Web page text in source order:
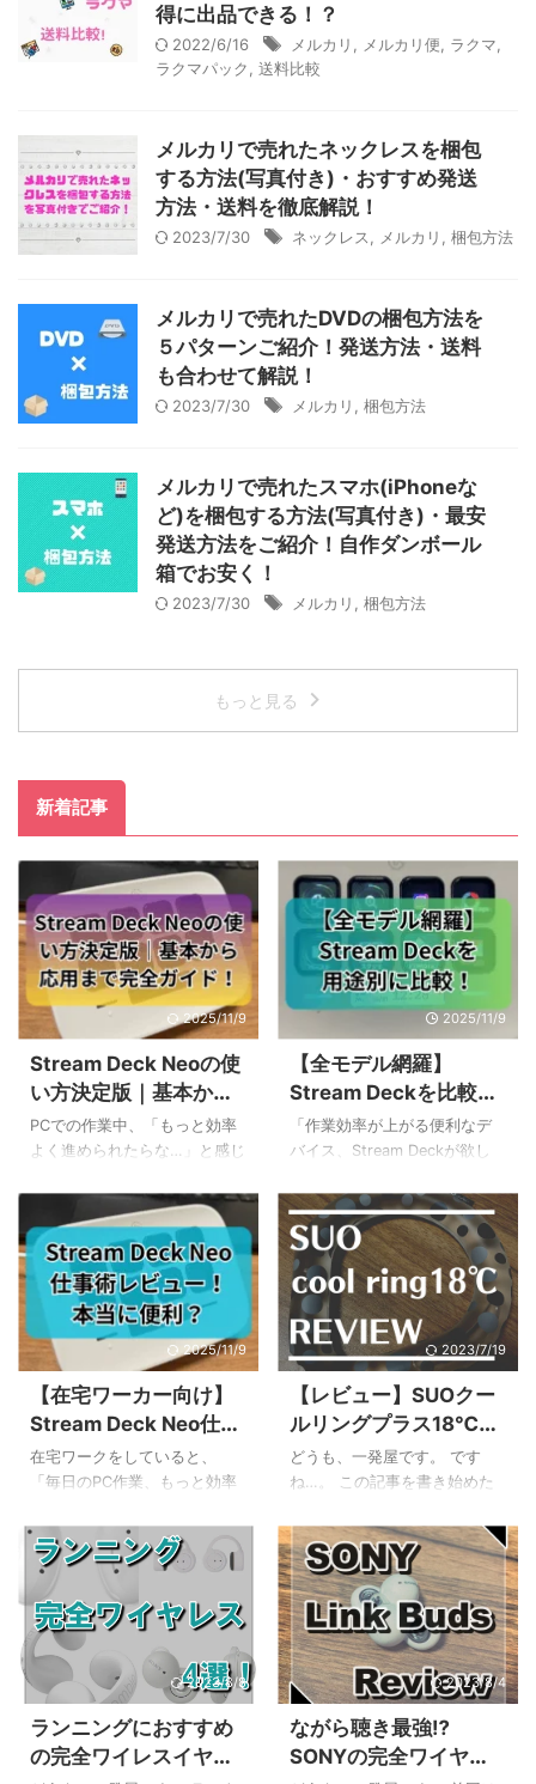
得に出品できる！？
2022/6/16 メルカリ , メルカリ便, ラクマ,
ラクマパック, 送料比較
メルカリで売れたネックレスを梱包
する方法(写真付き)・おすすめ発送
方法・送料を徹底解説！
2023/7/30 ネックレス, メルカリ , 梱包方法
メルカリで売れたDVDの梱包方法を
５パターンご紹介！発送方法・送料
も合わせて解説！
2023/7/30 メルカリ , 梱包方法
メルカリで売れたスマホ(iPhoneな
ど)を梱包する方法(写真付き)・最安
発送方法をご紹介！自作ダンボール
箱でお安く！
2023/7/30 メルカリ , 梱包方法
もっと見る
新着記事
2025/11/9
Stream Deck Neoの使
い方決定版｜基本から
応用まで完全ガイド！
PCでの作業中、「もっと効率
よく進められたらな…」と感じ
繰り返す定型的な操作や、複
雑なショートカットキーに、
少しうんざりしてしまうこと
もありますよね。 そんなお悩
みを解決してくれるのが、左
手デバイス「Stream Deck
Neo」です。この記事では、
Stream Deck Neoの基本的な
使い方を知りたい皆さんのた
めに、以下の内容を分かりや
すく解説していきます。 初期
設定から基本的なボタンの登
プリごとの具体的な活用術 作
業を自動化する、一歩進 ...
2025/11/9
【全モデル網羅】
Stream Deckを比較！
新旧モデルから用途別
で最適な一台を選ぶ
「作業効率が上がる便利なデ
バイス、Stream Deckが欲し
どれを選べばいいのか分から
ない…」と感じていませんか？
多機能なモデルからコンパク
トなモデルまで様々で、自分
に合う一台を見つけるのは大
変ですよね。Stream Deckの比
較をしているけれど、結局決
め手に欠ける、という方も多
いのではないでしょうか。 私
もStream Deck Neoを購入す
る前はちょっと悩みました…。
この記事では、そんなお悩み
Stream Deckの全モデルを徹底
的に比較し、後 ...
2025/11/9
【在宅ワーカー向け】
Stream Deck Neo仕事
術レビュー！本当に便
利？
在宅ワークをしていると、
「毎日のPC作業、もっと効率
こと、ありますよね。チャッ
トツールの起動、定型文の入
など、一つひとつは小さくて
も積み重なると大きな手間に
なります。 この記事では、そ
んなみなさんのために、
stream deck neoを仕事で活用
して、日々の作業を劇的に快
適にする方法を徹底解説しま
2023/7/19
【レビュー】SUOクー
ルリングプラス18℃の
サイズ感・持続時間・
おすすめ用途
どうも、一発屋です。 です
ね…。 この記事を書き始めた
35℃越えの猛暑日連発で溶け
そうな日々を送っていまし
た。 私はそんな暑い中でも長
時間ランニングをしてしまう
愚か者で、前々から熱中症対
策のためのグッズを仕込んで
いました。 連日の猛暑でテレ
ビでも紹介された『SUOクー
ルリング18℃(SUOクールリン
グプラス18℃)』です。 という
2023/8/8
ランニングにおすすめ
の完全ワイレスイヤホ
2023/8/4
ながら聴き最強⁉
SONYの完全ワイヤレ